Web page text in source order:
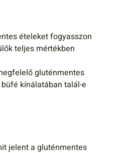
ételeket fogyasszon
teljes mértékben
gluténmentes
kínálatában talál-e
jelent a gluténmentes